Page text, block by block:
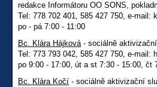
redakce Informátoru OO SONS,
Tel: 778 702 401, 585 427 750, e-mail:
po - pá 7:00 - 11:00
Bc. Klára Hájková- sociálně
Tel: 773 793 042, 585 427 750, e-mail:
po 9:00 - 17:00, út a st 7:30 - 15:00, čt
Bc. Klára Kočí - sociálně aktivizační